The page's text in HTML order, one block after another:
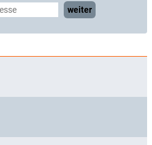
weiter